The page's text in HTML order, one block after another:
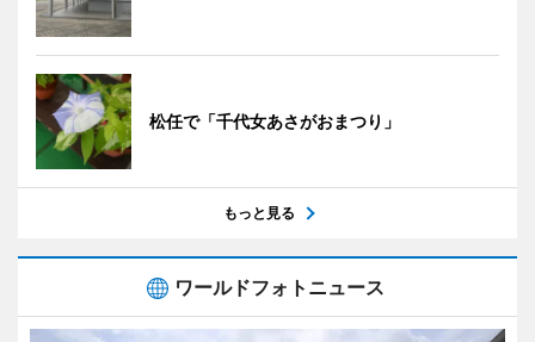
松任で「千代女あさがおまつり」
もっと見る
ワールドフォトニュース